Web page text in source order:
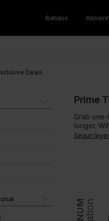
Batidos
Proteína
Protein Porridge
Super
Deals
)
Prime
Grab
longer.
Seguir